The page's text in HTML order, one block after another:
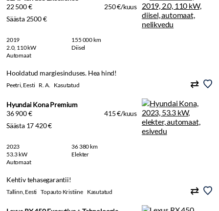
22 500 €
250 €/kuus
Säästa 2500 €
2019
155 000 km
2.0, 110 kW
Diisel
Automaat
Hooldatud margiesinduses. Hea hind!
Peetri, Eesti R. A. Kasutatud
Hyundai Kona Premium
36 900 €
415 €/kuus
Säästa 17 420 €
2023
36 380 km
53.3 kW
Elekter
Automaat
Kehtiv tehasegarantii!
Tallinn, Eesti Topauto Kristiine Kasutatud